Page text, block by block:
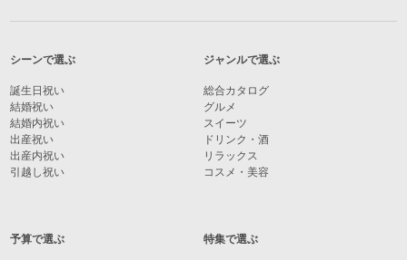
シーンで選ぶ
誕生日祝い
結婚祝い
結婚内祝い
出産祝い
出産内祝い
引越し祝い
予算で選ぶ
ジャンルで選ぶ
総合カタログ
グルメ
スイーツ
ドリンク・酒
リラックス
コスメ・美容
特集で選ぶ